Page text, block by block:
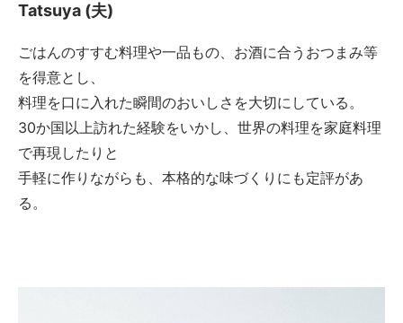
Tatsuya (夫)
ごはんのすすむ料理や一品もの、お酒に合うおつまみ等
を得意とし、
料理を口に入れた瞬間のおいしさを大切にしている。
30か国以上訪れた経験をいかし、世界の料理を家庭料理
で再現したりと
手軽に作りながらも、本格的な味づくりにも定評があ
る。